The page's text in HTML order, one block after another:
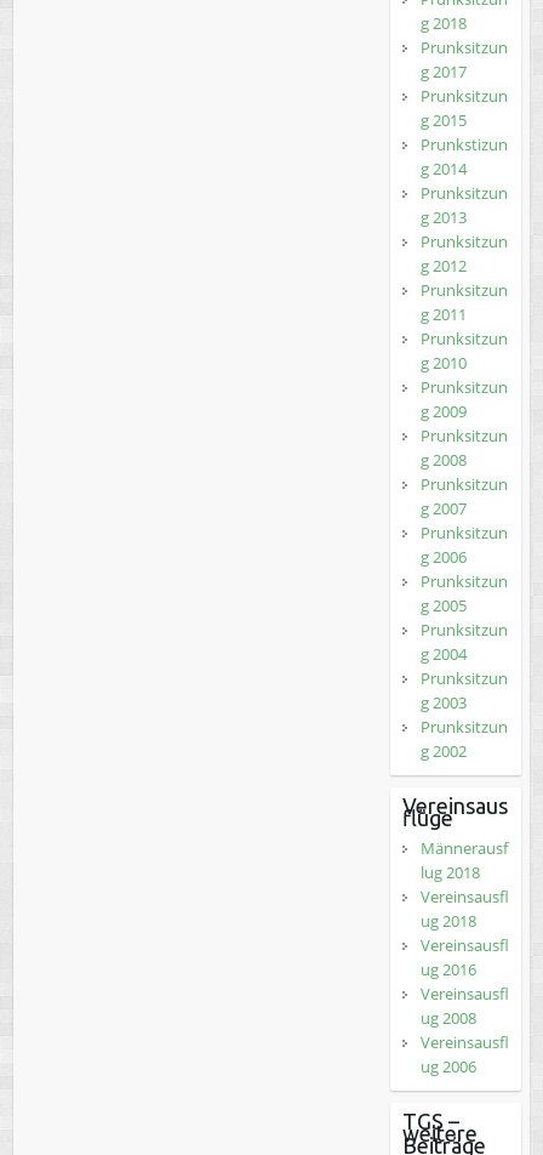
g 2018
Prunksitzun
g 2017
Prunksitzun
g 2015
Prunkstizun
g 2014
Prunksitzun
g 2013
Prunksitzun
g 2012
Prunksitzun
g 2011
Prunksitzun
g 2010
Prunksitzun
g 2009
Prunksitzun
g 2008
Prunksitzun
g 2007
Prunksitzun
g 2006
Prunksitzun
g 2005
Prunksitzun
g 2004
Prunksitzun
g 2003
Prunksitzun
g 2002
Vereinsaus
flüge
Männerausf
lug 2018
Vereinsausfl
ug 2018
Vereinsausfl
ug 2016
Vereinsausfl
ug 2008
Vereinsausfl
ug 2006
TGS –
weitere
Beiträge